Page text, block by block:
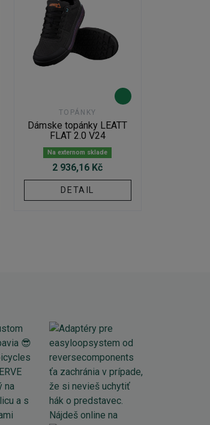
TOPÁNKY
Dámske topánky LEATT
FLAT 2.0 V24
Na externom sklade
2 936,16 Kč
DETAIL